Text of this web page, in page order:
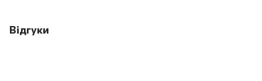
Відгуки